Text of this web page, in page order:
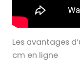
Les avantages
cm en ligne